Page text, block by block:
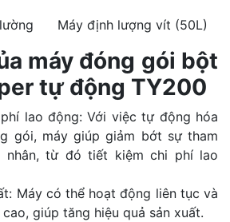
Máy định lượng vít (50L)
máy đóng gói bột
tự động TY200
lao động: Với việc tự động hóa
gói, máy giúp giảm bớt sự tham
nhân, từ đó tiết kiệm chi phí lao
Máy có thể hoạt động liên tục và
giúp tăng hiệu quả sản xuất.